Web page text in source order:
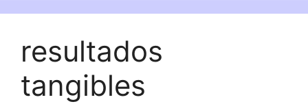
resultados
tangibles